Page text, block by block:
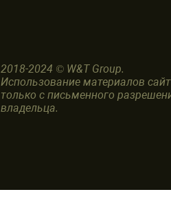
2018-2024 © W&T Group.
Использование материалов
только с письменного
владельца.